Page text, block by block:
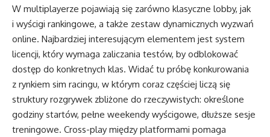
W multiplayerze pojawiają się zarówno klasyczne lobby, jak
i wyścigi rankingowe, a także zestaw dynamicznych wyzwań
online. Najbardziej interesującym elementem jest system
licencji, który wymaga zaliczania testów, by odblokować
dostęp do konkretnych klas. Widać tu próbę konkurowania
z rynkiem sim racingu, w którym coraz częściej liczą się
struktury rozgrywek zbliżone do rzeczywistych: określone
godziny startów, pełne weekendy wyścigowe, dłuższe sesje
treningowe. Cross-play między platformami pomaga